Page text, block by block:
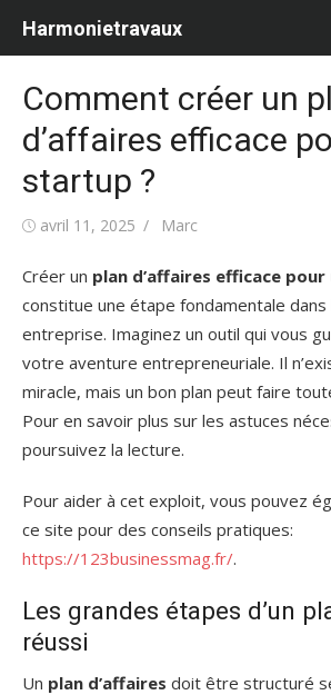
Harmonietravaux
Comment créer un
d’affaires efficace
startup ?
Publiéavril 11, 2025 Auteur/autrice
Marc
Créer un plan d’affaires efficace
constitue une étape fondamentale
entreprise. Imaginez un outil qui vous
votre aventure entrepreneuriale. Il
miracle, mais un bon plan peut faire
Pour en savoir plus sur les astuces
poursuivez la lecture.
Pour aider à cet exploit, vous pouvez
ce site pour des conseils pratiques:
https://123businessmag.fr/.
Les grandes étapes d’un
réussi
Un plan d’affaires doit être structuré